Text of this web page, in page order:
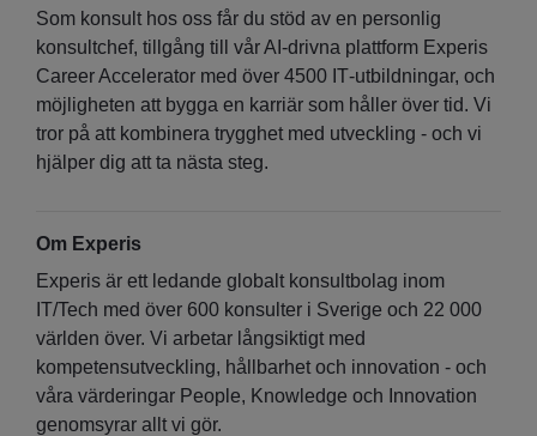
Som konsult hos oss får du stöd av en personlig
konsultchef, tillgång till vår AI‑drivna plattform Experis
Career Accelerator med över 4500 IT‑utbildningar, och
möjligheten att bygga en karriär som håller över tid. Vi
tror på att kombinera trygghet med utveckling - och vi
hjälper dig att ta nästa steg.
Om Experis
Experis är ett ledande globalt konsultbolag inom
IT/Tech med över 600 konsulter i Sverige och 22 000
världen över. Vi arbetar långsiktigt med
kompetensutveckling, hållbarhet och innovation - och
våra värderingar People, Knowledge och Innovation
genomsyrar allt vi gör.